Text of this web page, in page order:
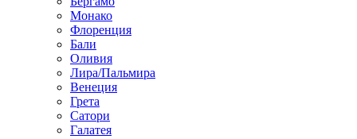
Монако
Флоренция
Бали
Оливия
Лира/Пальмира
Венеция
Грета
Сатори
Галатея